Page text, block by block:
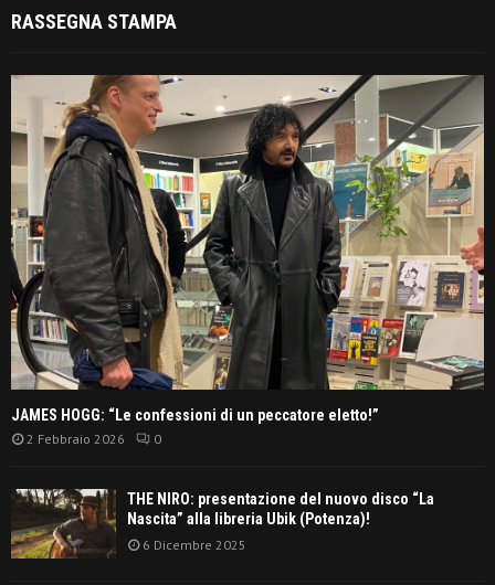
RASSEGNA STAMPA
JAMES HOGG: “Le confessioni di un peccatore eletto!”
2 Febbraio 2026 0
THE NIRO: presentazione del nuovo disco “La
Nascita” alla libreria Ubik (Potenza)!
6 Dicembre 2025